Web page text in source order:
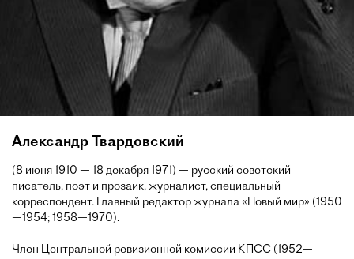
Александр Твардовский
(8 июня 1910 — 18 декабря 1971) — русский советский
писатель, поэт и прозаик, журналист, специальный
корреспондент. Главный редактор журнала «Новый мир» (1950
—1954; 1958—1970).
Член Центральной ревизионной комиссии КПСС (1952—